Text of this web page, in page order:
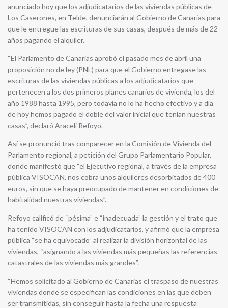
anunciado hoy que los adjudicatarios de las viviendas públicas de
Los Caserones, en Telde, denunciarán al Gobierno de Canarias para
que le entregue las escrituras de sus casas, después de más de 22
años pagando el alquiler.
“El Parlamento de Canarias aprobó el pasado mes de abril una
proposición no de ley (PNL) para que el Gobierno entregase las
escrituras de las viviendas públicas a los adjudicatarios que
pertenecen a los dos primeros planes canarios de vivienda, los del
año 1988 hasta 1995, pero todavía no lo ha hecho efectivo y a día
de hoy hemos pagado el doble del valor inicial que tenían nuestras
casas”, declaró Araceli Refoyo.
Así se pronunció tras comparecer en la Comisión de Vivienda del
Parlamento regional, a petición del Grupo Parlamentario Popular,
donde manifestó que “el Ejecutivo regional, a través de la empresa
pública VISOCAN, nos cobra unos alquileres desorbitados de 400
euros, sin que se haya preocupado de mantener en condiciones de
habitalidad nuestras viviendas”.
Refoyo calificó de “pésima” e “inadecuada” la gestión y el trato que
ha tenido VISOCAN con los adjudicatarios, y afirmó que la empresa
pública “se ha equivocado” al realizar la división horizontal de las
viviendas, “asignando a las viviendas más pequeñas las referencias
catastrales de las viviendas más grandes”.
“Hemos solicitado al Gobierno de Canarias el traspaso de nuestras
viviendas donde se especifican las condiciones en las que deben
ser transmitidas, sin conseguir hasta la fecha una respuesta